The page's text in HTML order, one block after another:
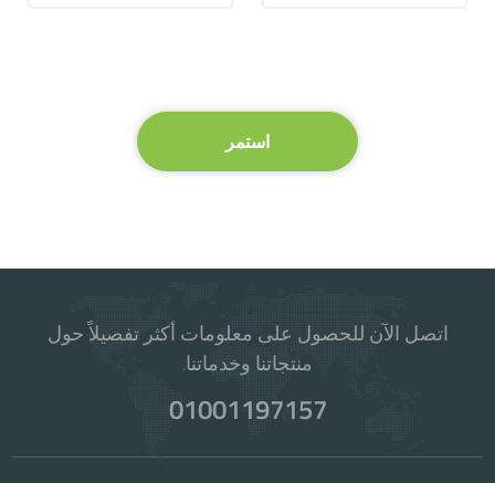
استمر
اتصل الآن للحصول على معلومات أكثر تفصيلاً حول
منتجاتنا وخدماتنا.
01001197157